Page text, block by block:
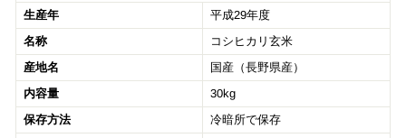
生産年
平成29年度
名称
コシヒカリ玄米
産地名
国産（長野県産）
内容量
30kg
保存方法
冷暗所で保存